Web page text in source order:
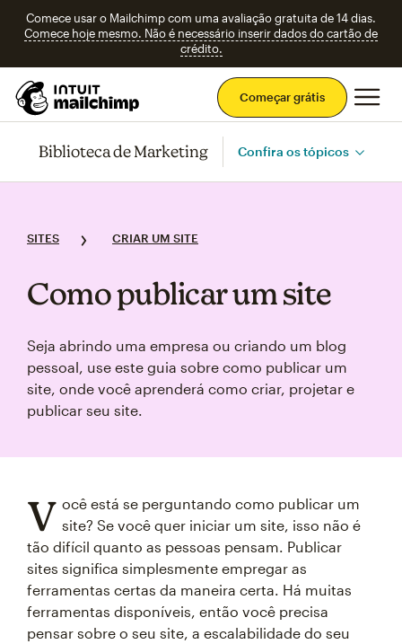
Comece usar o Mailchimp com uma avaliação gratuita de 14 dias.
Comece hoje mesmo. Não é necessário inserir dados do cartão de
crédito.
Começar grátis
Biblioteca de Marketing Confira os tópicos
SITES CRIAR UM SITE
Como publicar um site
Seja abrindo uma empresa ou criando um blog
pessoal, use este guia sobre como publicar um
site, onde você aprenderá como criar, projetar e
publicar seu site.
V ocê está se perguntando como publicar um
site? Se você quer iniciar um site, isso não é
tão difícil quanto as pessoas pensam. Publicar
sites significa simplesmente empregar as
ferramentas certas da maneira certa. Há muitas
ferramentas disponíveis, então você precisa
pensar sobre o seu site, a escalabilidade do seu